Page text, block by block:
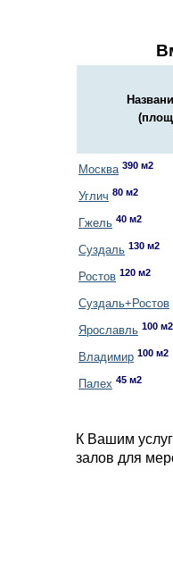
Москва 390 м2
Углич 80 м2
Гжель 40 м2
Суздаль 130 м2
Ростов 120 м2
Суздаль+Ростов
Ярославль 100 м2
Владимир 100 м2
Палех 45 м2
К Вашим
залов для